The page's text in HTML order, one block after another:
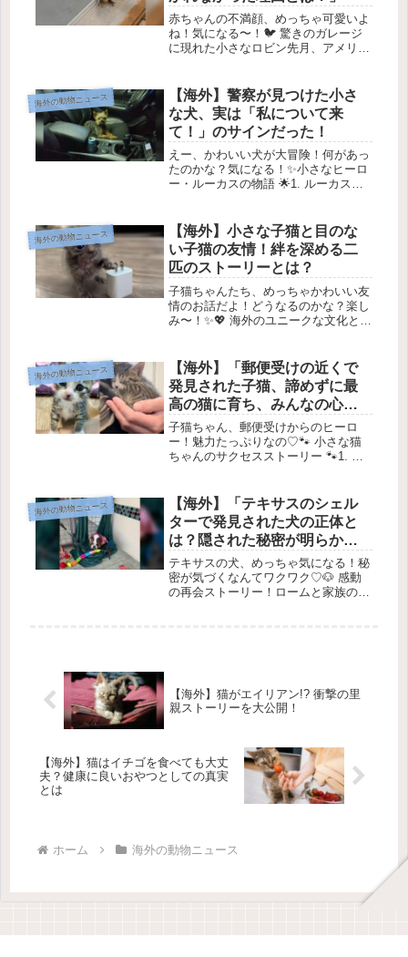
赤ちゃんの不満顔、めっちゃ可愛いよ
ね！気になる〜！🐦 驚きのガレージ
に現れた小さなロビン先月、アメリカ
ジに行こうとしたとき、思わぬ光景に
出くわしました。それは、彼女の足元
に...
海外の動物ニュース
【海外】警察が見つけた小さ
な犬、実は「私について来
て！」のサインだった！
えー、かわいい犬が大冒険！何があっ
たのかな？気になる！✨小さなヒーロ
ー・ルーカスの物語 🌟1. ルーカスの
ばれる理由があるんだ✨ 彼のおかげ
で、命が救われたんだよ。2. 警...
海外の動物ニュース
【海外】小さな子猫と目のな
い子猫の友情！絆を深める二
匹のストーリーとは？
子猫ちゃんたち、めっちゃかわいい友
情のお話だよ！どうなるのかな？楽し
み〜！✨💖 海外のユニークな文化と体
ークな体験を紹介するね。特に、思わ
ず「へぇ～！」ってなるようなこと
が...
海外の動物ニュース
【海外】「郵便受けの近くで
発見された子猫、諦めずに最
高の猫に育ち、みんなの心を
つかむ特別な魅力を持つ」
子猫ちゃん、郵便受けからのヒーロ
ー！魅力たっぷりなの♡🐾 小さな猫
ちゃんのサクセスストーリー 🐾1. 予
トレーラーパークの人たちは、何が起
きたのか気になって集まってきまし
た...
海外の動物ニュース
【海外】「テキサスのシェル
ターで発見された犬の正体と
は？隠された秘密が明らか
に！」
テキサスの犬、めっちゃ気になる！秘
密が気づくなんてワクワク♡🐶 感動
の再会ストーリー！ロームと家族の物
【海外】猫がエイリアン!? 衝撃の里
親ストーリーを大公開！
【海外】猫はイチゴを食べても大丈
夫？健康に良いおやつとしての真実
とは
ホーム 海外の動物ニュース